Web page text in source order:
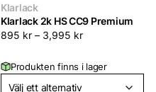
Klarlack
Klarlack 2k HS CC9 Premium
895 kr – 3,995 kr
Produkten finns i lager